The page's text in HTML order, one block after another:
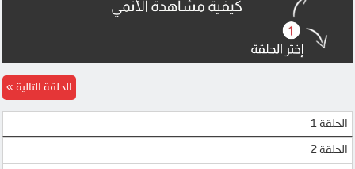
MP4UPLOAD
MP4UPLOAD
الحلقة 1
الحلقة 2
الحلقة التالية